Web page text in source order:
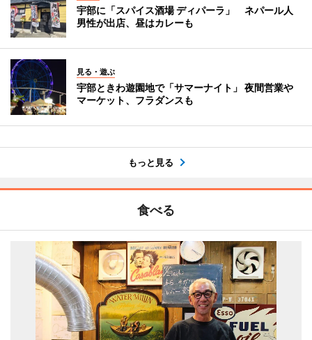
宇部に「スパイス酒場 ディパーラ」 ネパール人
男性が出店、昼はカレーも
見る・遊ぶ
宇部ときわ遊園地で「サマーナイト」 夜間営業や
マーケット、フラダンスも
もっと見る
食べる